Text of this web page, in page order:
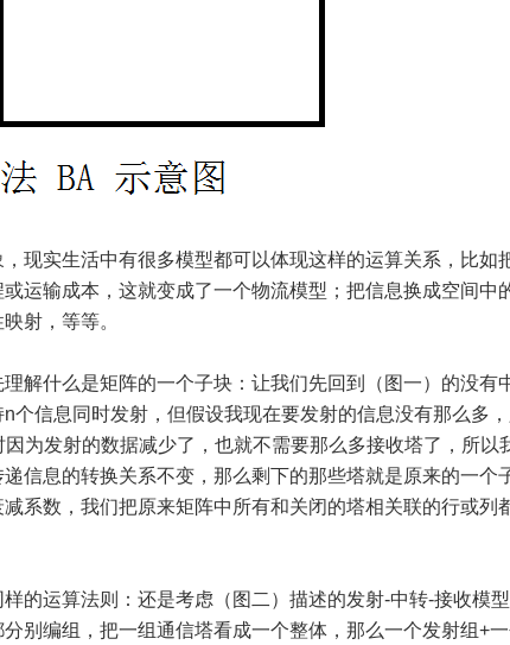
现实生活中有很多模型都可以体现这样的运算关系，比如
运输成本，这就变成了一个物流模型；把信息换成空间中
射，等等。
解什么是矩阵的一个子块：让我们先回到（图一）的没有
个信息同时发射，但假设我现在要发射的信息没有那么多
为发射的数据减少了，也就不需要那么多接收塔了，所以
信息的转换关系不变，那么剩下的那些塔就是原来的一个
系数，我们把原来矩阵中所有和关闭的塔相关联的行或列
的运算法则：还是考虑（图二）描述的发射-中转-接收模
别编组，把一组通信塔看成一个整体，那么一个发射组+